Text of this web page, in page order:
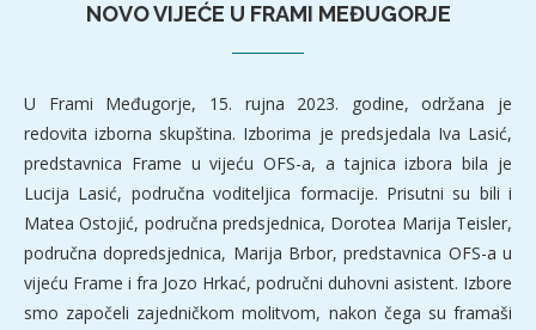
NOVO VIJEĆE U FRAMI MEĐUGORJE
U Frami Međugorje, 15. rujna 2023. godine, održana je
redovita izborna skupština. Izborima je predsjedala Iva Lasić,
predstavnica Frame u vijeću OFS-a, a tajnica izbora bila je
Lucija Lasić, područna voditeljica formacije. Prisutni su bili i
Matea Ostojić, područna predsjednica, Dorotea Marija Teisler,
područna dopredsjednica, Marija Brbor, predstavnica OFS-a u
vijeću Frame i fra Jozo Hrkać, područni duhovni asistent. Izbore
smo započeli zajedničkom molitvom, nakon čega su framaši